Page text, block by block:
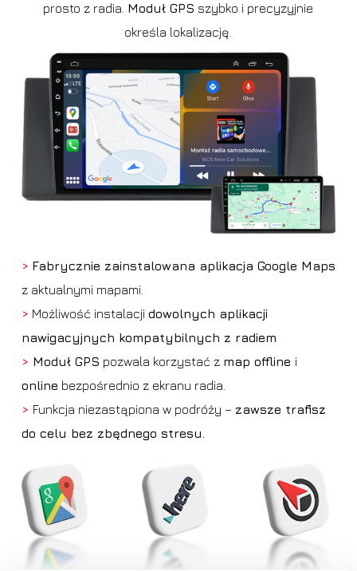
prosto z radia. Moduł GPS szybko i precyzyjnie
określa lokalizację.
> Fabrycznie zainstalowana aplikacja Google Maps
z aktualnymi mapami.
> Możliwość instalacji dowolnych aplikacji
nawigacyjnych kompatybilnych z radiem
> Moduł GPS pozwala korzystać z map offline i
online bezpośrednio z ekranu radia.
> Funkcja niezastąpiona w podróży – zawsze trafisz
do celu bez zbędnego stresu.